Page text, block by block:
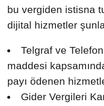
bu vergiden istisna
dijital hizmetler
Telgraf ve
maddesi
payı ödenen
Gider Vergileri